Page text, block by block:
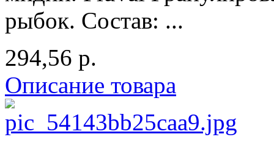
рыбок. Состав: ...
294,56 р.
Описание товара